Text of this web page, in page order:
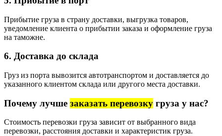
Прибытие груза в страну доставки, выгрузка товаров,
уведомление клиента о прибытии заказа и оформление груза
на таможне.
6. Доставка до склада
Груз из порта вывозится автотранспортом и доставляется до
указанного клиентом склада или другого места доставки.
Почему лучше заказать перевозку груза у нас?
Стоимость перевозки груза зависит от выбранного вида
перевозки, расстояния доставки и характеристик груза.